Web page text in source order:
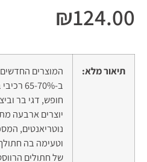
₪124.00
תיאור מלא:
המוצרים
ב-65-
חופש, דגי בר
יוצרים ארבעה
נוטריאנטים,
וטעימה בה
של חתולים